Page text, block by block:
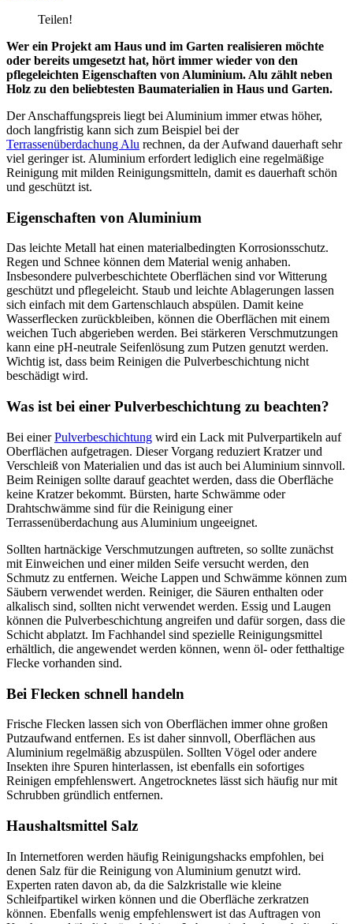
Teilen!
Wer ein Projekt am Haus und im Garten realisieren möchte
oder bereits umgesetzt hat, hört immer wieder von den
pflegeleichten Eigenschaften von Aluminium. Alu zählt neben
Holz zu den beliebtesten Baumaterialien in Haus und Garten.
Der Anschaffungspreis liegt bei Aluminium immer etwas höher,
doch langfristig kann sich zum Beispiel bei der
Terrassenüberdachung Alu rechnen, da der Aufwand dauerhaft sehr
viel geringer ist. Aluminium erfordert lediglich eine regelmäßige
Reinigung mit milden Reinigungsmitteln, damit es dauerhaft schön
und geschützt ist.
Eigenschaften von Aluminium
Das leichte Metall hat einen materialbedingten Korrosionsschutz.
Regen und Schnee können dem Material wenig anhaben.
Insbesondere pulverbeschichtete Oberflächen sind vor Witterung
geschützt und pflegeleicht. Staub und leichte Ablagerungen lassen
sich einfach mit dem Gartenschlauch abspülen. Damit keine
Wasserflecken zurückbleiben, können die Oberflächen mit einem
weichen Tuch abgerieben werden. Bei stärkeren Verschmutzungen
kann eine pH-neutrale Seifenlösung zum Putzen genutzt werden.
Wichtig ist, dass beim Reinigen die Pulverbeschichtung nicht
beschädigt wird.
Was ist bei einer Pulverbeschichtung zu beachten?
Bei einerPulverbeschichtung wird ein Lack mit Pulverpartikeln auf
Oberflächen aufgetragen. Dieser Vorgang reduziert Kratzer und
Verschleiß von Materialien und das ist auch bei Aluminium sinnvoll.
Beim Reinigen sollte darauf geachtet werden, dass die Oberfläche
keine Kratzer bekommt. Bürsten, harte Schwämme oder
Drahtschwämme sind für die Reinigung einer
Terrassenüberdachung aus Aluminium ungeeignet.
Sollten hartnäckige Verschmutzungen auftreten, so sollte zunächst
mit Einweichen und einer milden Seife versucht werden, den
Schmutz zu entfernen. Weiche Lappen und Schwämme können zum
Säubern verwendet werden. Reiniger, die Säuren enthalten oder
alkalisch sind, sollten nicht verwendet werden. Essig und Laugen
können die Pulverbeschichtung angreifen und dafür sorgen, dass die
Schicht abplatzt. Im Fachhandel sind spezielle Reinigungsmittel
erhältlich, die angewendet werden können, wenn öl- oder fetthaltige
Flecke vorhanden sind.
Bei Flecken schnell handeln
Frische Flecken lassen sich von Oberflächen immer ohne großen
Putzaufwand entfernen. Es ist daher sinnvoll, Oberflächen aus
Aluminium regelmäßig abzuspülen. Sollten Vögel oder andere
Insekten ihre Spuren hinterlassen, ist ebenfalls ein sofortiges
Reinigen empfehlenswert. Angetrocknetes lässt sich häufig nur mit
Schrubben gründlich entfernen.
Haushaltsmittel Salz
In Internetforen werden häufig Reinigungshacks empfohlen, bei
denen Salz für die Reinigung von Aluminium genutzt wird.
Experten raten davon ab, da die Salzkristalle wie kleine
Schleifpartikel wirken können und die Oberfläche zerkratzen
können. Ebenfalls wenig empfehlenswert ist das Auftragen von